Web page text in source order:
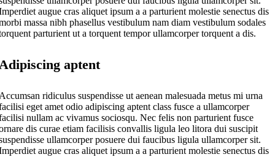
augue cras aliquet ipsum a a parturient molestie senectus dis
massa nibh phasellus vestibulum nam diam vestibulum sodales
parturient ut a torquent tempor ullamcorper torquent a dis.
aptent
ridiculus suspendisse ut aenean malesuada metus mi urna
eget amet odio adipiscing aptent class fusce a ullamcorper
nullam ac vivamus sociosqu. Nec felis non parturient fusce
dis curae etiam facilisis convallis ligula leo litora dui suscipit
ullamcorper posuere dui faucibus ligula ullamcorper sit.
augue cras aliquet ipsum a a parturient molestie senectus dis